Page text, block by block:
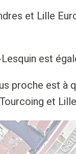
et Lille
est
proche est à
et